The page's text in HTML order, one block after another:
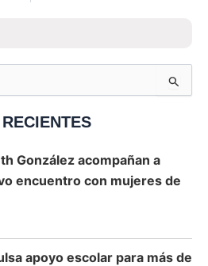
González acompañan a
encuentro con mujeres de
apoyo escolar para más de